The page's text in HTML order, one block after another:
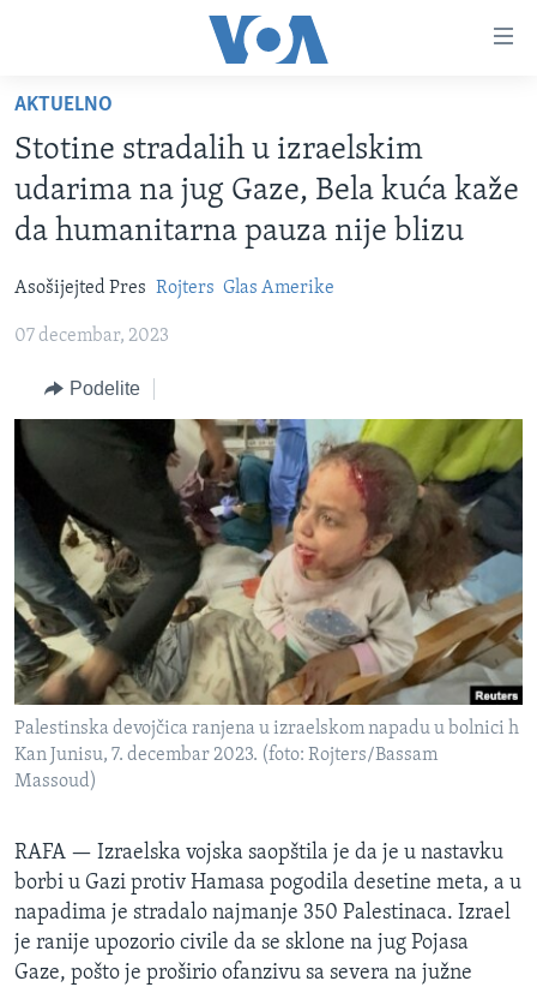
glavni
sadržaj
na
glavnu
Idi
na
RUBRIKE
AMERIKA
GLOBALNE TEME
EKONOMIJA
NAUKA I TEHNOLOGIJA
KULTURA
DRUŠTVO
SPORT
INTERVJU
TV PROGRAM
IZ AMERIKE
Learning English
PRATITE NAS
AKTUELNO
Stotine stradalih u izraelskim
udarima na jug Gaze, Bela kuća kaže
da humanitarna pauza nije blizu
Asošijejted Pres Rojters Glas Amerike
07 decembar, 2023
Podelite
Palestinska devojčica ranjena u izraelskom napadu u bolnici h
Kan Junisu, 7. decembar 2023. (foto: Rojters/Bassam
Massoud)
RAFA — Izraelska vojska saopštila je da je u nastavku
borbi u Gazi protiv Hamasa pogodila desetine meta, a u
napadima je stradalo najmanje 350 Palestinaca. Izrael
je ranije upozorio civile da se sklone na jug Pojasa
Gaze, pošto je proširio ofanzivu sa severa na južne